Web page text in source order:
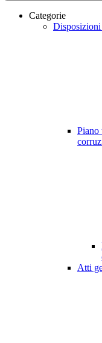
Categorie
Disposizioni
Piano
Atti